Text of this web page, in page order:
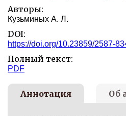
Авторы:
Кузьминых А. Л.
DOI:
https://doi.org/10.23859/2587-
Полный текст:
PDF
Аннотация Об